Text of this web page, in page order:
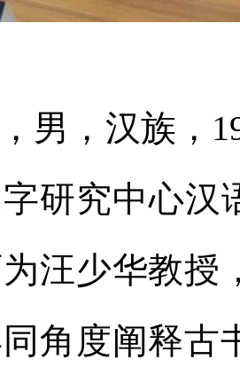
男，汉族，
研究中心汉
汪少华教授
角度阐释古